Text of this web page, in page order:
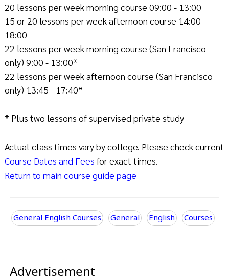
20 lessons per week morning course 09:00 - 13:00
15 or 20 lessons per week afternoon course 14:00 -
18:00
22 lessons per week morning course (San Francisco
only) 9:00 - 13:00*
22 lessons per week afternoon course (San Francisco
only) 13:45 - 17:40*
* Plus two lessons of supervised private study
Actual class times vary by college. Please check current
Course Dates and Fees for exact times.
Return to main course guide page
General English Courses General English Courses
Advertisement